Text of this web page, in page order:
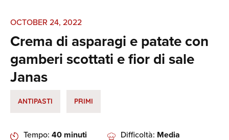
OCTOBER 24, 2022
Crema di asparagi e patate con
gamberi scottati e fior di sale
Janas
ANTIPASTI PRIMI
Tempo: 40 minuti Difficoltà: Media